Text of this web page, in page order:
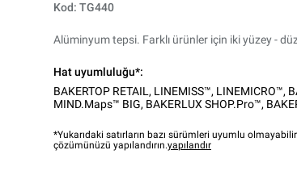
Kod: TG440
Alüminyum tepsi. Farklı ürünler için iki yüzey -
Hat uyumluluğu*:
BAKERTOP RETAIL , LINEMISS™, LINEMICRO™,
MIND.Maps™ BIG, BAKERLUX SHOP.Pro™,
*Yukarıdaki satırların bazı sürümleri uyumlu
çözümünüzü yapılandırın.yapılandır